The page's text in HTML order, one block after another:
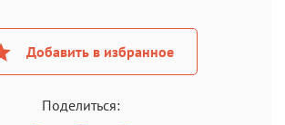
Добавить в избранное
Поделиться: